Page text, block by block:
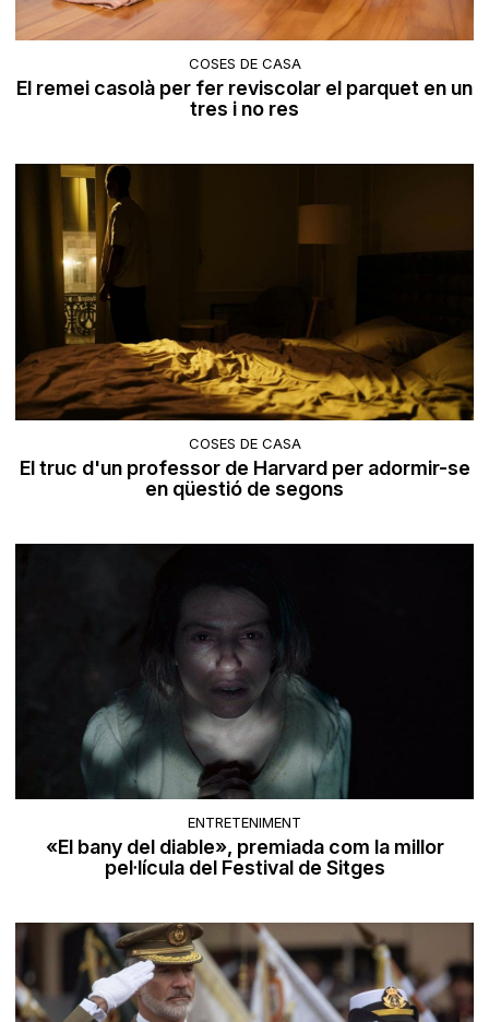
COSES DE CASA
El remei casolà per fer reviscolar el parquet en un
tres i no res
COSES DE CASA
El truc d'un professor de Harvard per adormir-se
en qüestió de segons
ENTRETENIMENT
«El bany del diable», premiada com la millor
pel·lícula del Festival de Sitges